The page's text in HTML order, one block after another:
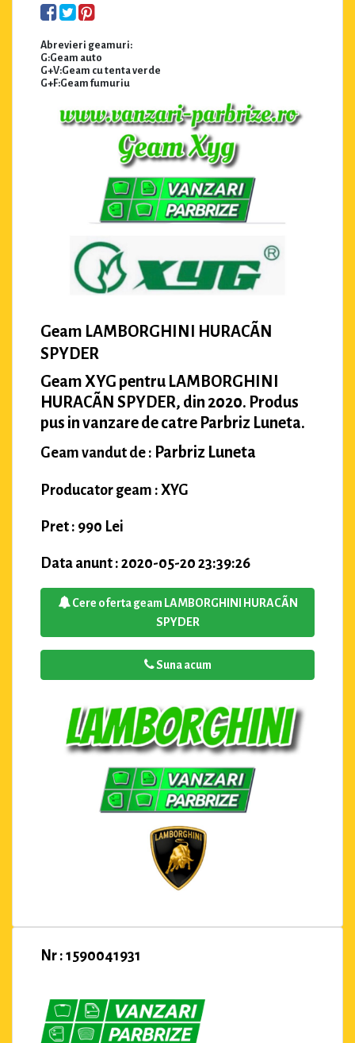
Abrevieri geamuri:
G:Geam auto
G+V:Geam cu tenta verde
G+F:Geam fumuriu
Geam LAMBORGHINI HURACÃN
SPYDER
Geam XYG pentru LAMBORGHINI
HURACÃN SPYDER, din 2020. Produs
pus in vanzare de catre Parbriz Luneta.
Geam vandut de : Parbriz Luneta
Producator geam : XYG
Pret : 990 Lei
Data anunt : 2020-05-20 23:39:26
Cere oferta geam LAMBORGHINI HURACÃN
SPYDER
Suna acum
Nr : 1590041931